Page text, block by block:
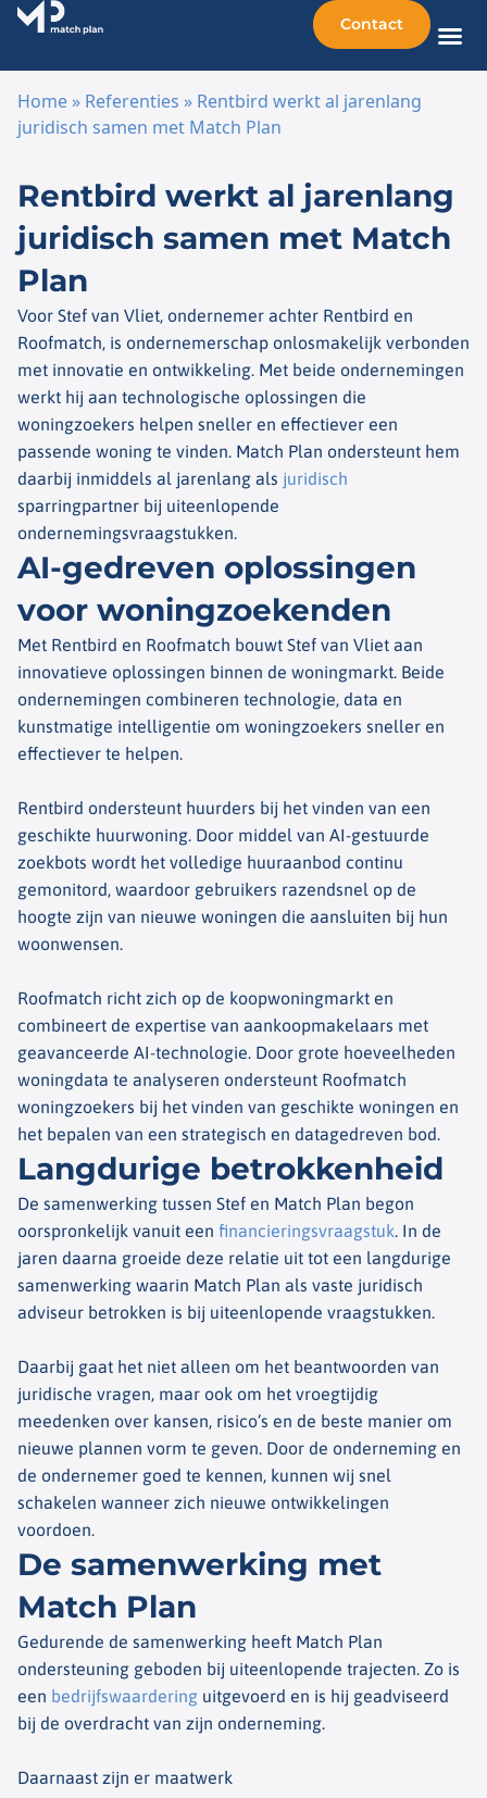
Contact
Home » Referenties » Rentbird werkt al jarenlang
juridisch samen met Match Plan
Rentbird werkt al jarenlang
juridisch samen met Match
Plan
Voor Stef van Vliet, ondernemer achter Rentbird en
Roofmatch, is ondernemerschap onlosmakelijk verbonden
met innovatie en ontwikkeling. Met beide ondernemingen
werkt hij aan technologische oplossingen die
woningzoekers helpen sneller en effectiever een
passende woning te vinden. Match Plan ondersteunt hem
daarbij inmiddels al jarenlang als juridisch
sparringpartner bij uiteenlopende
ondernemingsvraagstukken.
AI-gedreven oplossingen
voor woningzoekenden
Met Rentbird en Roofmatch bouwt Stef van Vliet aan
innovatieve oplossingen binnen de woningmarkt. Beide
ondernemingen combineren technologie, data en
kunstmatige intelligentie om woningzoekers sneller en
effectiever te helpen.
Rentbird ondersteunt huurders bij het vinden van een
geschikte huurwoning. Door middel van AI-gestuurde
zoekbots wordt het volledige huuraanbod continu
gemonitord, waardoor gebruikers razendsnel op de
hoogte zijn van nieuwe woningen die aansluiten bij hun
woonwensen.
Roofmatch richt zich op de koopwoningmarkt en
combineert de expertise van aankoopmakelaars met
geavanceerde AI-technologie. Door grote hoeveelheden
woningdata te analyseren ondersteunt Roofmatch
woningzoekers bij het vinden van geschikte woningen en
het bepalen van een strategisch en datagedreven bod.
Langdurige betrokkenheid
De samenwerking tussen Stef en Match Plan begon
oorspronkelijk vanuit een financieringsvraagstuk. In de
jaren daarna groeide deze relatie uit tot een langdurige
samenwerking waarin Match Plan als vaste juridisch
adviseur betrokken is bij uiteenlopende vraagstukken.
Daarbij gaat het niet alleen om het beantwoorden van
juridische vragen, maar ook om het vroegtijdig
meedenken over kansen, risico’s en de beste manier om
nieuwe plannen vorm te geven. Door de onderneming en
de ondernemer goed te kennen, kunnen wij snel
schakelen wanneer zich nieuwe ontwikkelingen
voordoen.
De samenwerking met
Match Plan
Gedurende de samenwerking heeft Match Plan
ondersteuning geboden bij uiteenlopende trajecten. Zo is
een bedrijfswaardering uitgevoerd en is hij geadviseerd
bij de overdracht van zijn onderneming.
Daarnaast zijn er maatwerk